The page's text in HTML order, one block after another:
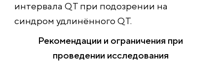
интервала QT при подозрении на
синдром удлинённого QT.
Рекомендации и ограничения при
проведении исследования